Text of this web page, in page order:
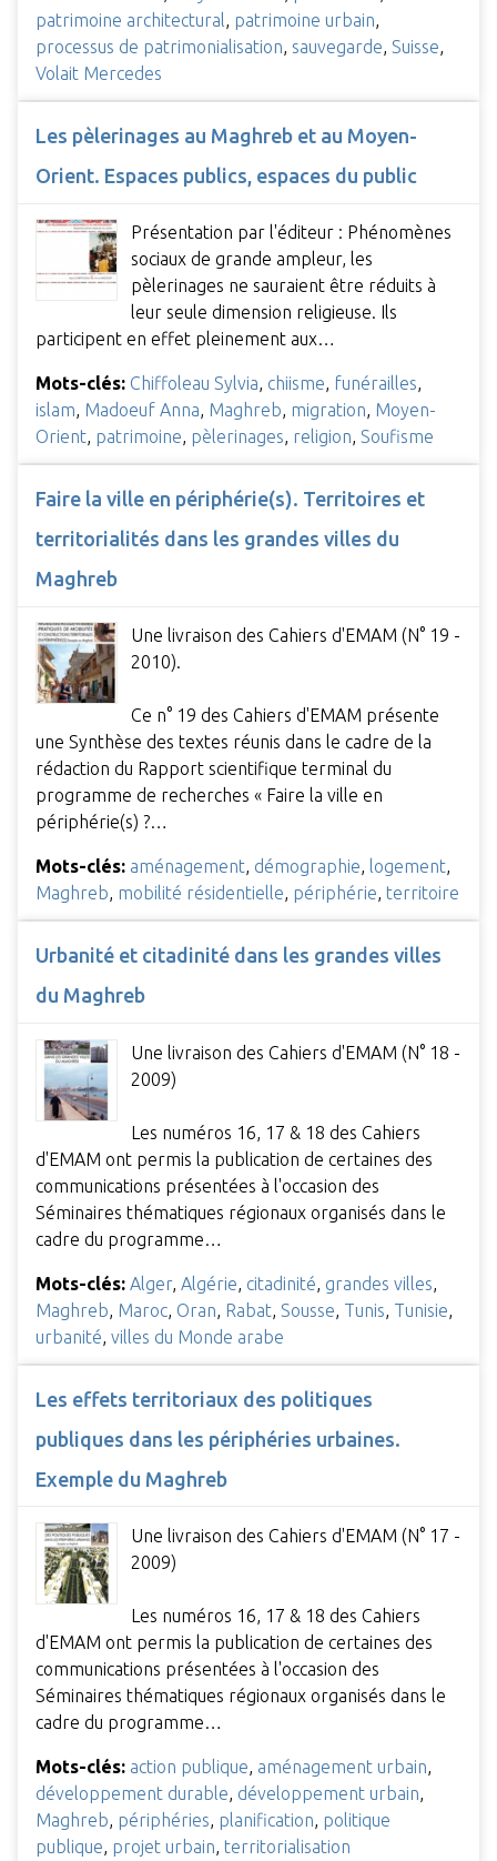
patrimoine architectural, patrimoine urbain,
processus de patrimonialisation, sauvegarde, Suisse,
Volait Mercedes
Les pèlerinages au Maghreb et au Moyen-
Orient. Espaces publics, espaces du public
Présentation par l'éditeur : Phénomènes
sociaux de grande ampleur, les
pèlerinages ne sauraient être réduits à
leur seule dimension religieuse. Ils
participent en effet pleinement aux…
Mots-clés: Chiffoleau Sylvia, chiisme, funérailles,
islam, Madoeuf Anna, Maghreb, migration, Moyen-
Orient, patrimoine, pèlerinages, religion, Soufisme
Faire la ville en périphérie(s). Territoires et
territorialités dans les grandes villes du
Maghreb
Une livraison des Cahiers d'EMAM (N° 19 -
2010).
Ce n° 19 des Cahiers d'EMAM présente
une Synthèse des textes réunis dans le cadre de la
rédaction du Rapport scientifique terminal du
programme de recherches « Faire la ville en
périphérie(s) ?…
Mots-clés: aménagement, démographie, logement,
Maghreb, mobilité résidentielle, périphérie, territoire
Urbanité et citadinité dans les grandes villes
du Maghreb
Une livraison des Cahiers d'EMAM (N° 18 -
2009)
Les numéros 16, 17 & 18 des Cahiers
d'EMAM ont permis la publication de certaines des
communications présentées à l'occasion des
Séminaires thématiques régionaux organisés dans le
cadre du programme…
Mots-clés: Alger, Algérie citadinité grandes villes
Maghreb Maroc Oran Rabat Sousse Tunis Tunisie
urbanité villes du Monde arabe
Les effets territoriaux des politiques
publiques dans les périphéries urbaines.
Exemple du Maghreb
Une livraison des Cahiers d'EMAM (N° 17 -
2009)
Les numéros 16, 17 & 18 des Cahiers
d'EMAM ont permis la publication de certaines des
communications présentées à l'occasion des
Séminaires thématiques régionaux organisés dans le
cadre du programme…
Mots-clés: action publique, aménagement urbain,
développement durable, développement urbain,
Maghreb, périphéries, planification, politique
publique, projet urbain, territorialisation